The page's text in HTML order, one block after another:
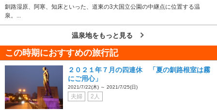
釧路湿原、阿寒、知床といった、道東の3大国立公園の中継点に位置する温
泉。...
温泉地をもっと見る
この時期におすすめの旅行記
２０２１年７月の四連休 「夏の釧路根室は霧
にご用心」
2021/7/22(木) ～ 2021/7/25(日)
夫婦 2人